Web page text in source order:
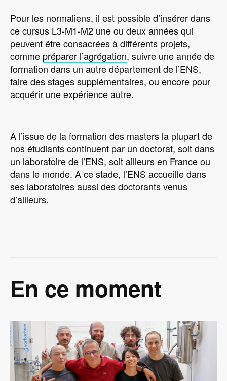
Pour les normaliens, il est possible d’insérer dans
ce cursus L3-M1-M2 une ou deux années qui
peuvent être consacrées à différents projets,
comme préparer l’agrégation, suivre une année de
formation dans un autre département de l’ENS,
faire des stages supplémentaires, ou encore pour
acquérir une expérience autre.
A l’issue de la formation des masters la plupart de
nos étudiants continuent par un doctorat, soit dans
un laboratoire de l’ENS, soit ailleurs en France ou
dans le monde. A ce stade, l’ENS accueille dans
ses laboratoires aussi des doctorants venus
d’ailleurs.
En ce moment
Image